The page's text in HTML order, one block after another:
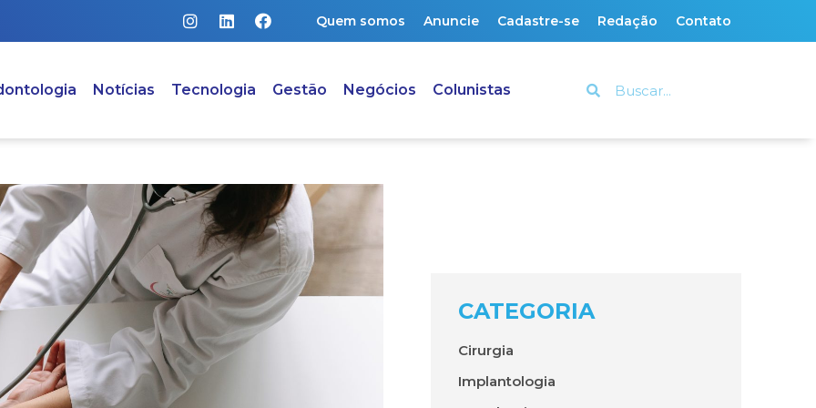
Quem somos Anuncie Cadastre-se Redação Contato
Notícias Tecnologia Gestão Negócios Colunistas
CATEGORIA
Cirurgia
Implantologia